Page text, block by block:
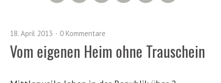
18. April 2013 0 Kommentare
Vom eigenen Heim ohne Trauschein